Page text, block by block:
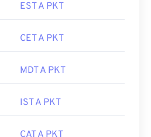
EST A PKT
CET A PKT
MDT A PKT
IST A PKT
CAT A PKT